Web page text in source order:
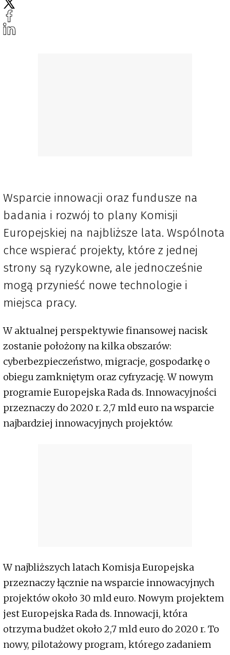
Wsparcie innowacji oraz fundusze na
badania i rozwój to plany Komisji
Europejskiej na najbliższe lata. Wspólnota
chce wspierać projekty, które z jednej
strony są ryzykowne, ale jednocześnie
mogą przynieść nowe technologie i
miejsca pracy.
W aktualnej perspektywie finansowej nacisk
zostanie położony na kilka obszarów:
cyberbezpieczeństwo, migracje, gospodarkę o
obiegu zamkniętym oraz cyfryzację. W nowym
programie Europejska Rada ds. Innowacyjności
przeznaczy do 2020 r. 2,7 mld euro na wsparcie
najbardziej innowacyjnych projektów.
W najbliższych latach Komisja Europejska
przeznaczy łącznie na wsparcie innowacyjnych
projektów około 30 mld euro. Nowym projektem
jest Europejska Rada ds. Innowacji, która
otrzyma budżet około 2,7 mld euro do 2020 r. To
nowy, pilotażowy program, którego zadaniem